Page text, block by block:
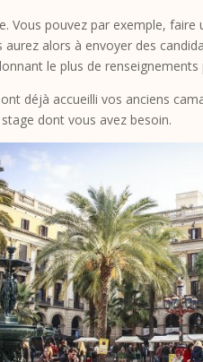
Vous pouvez par exemple, faire
alors à envoyer des
le plus de
déjà accueilli vos anciens
dont vous avez besoin.